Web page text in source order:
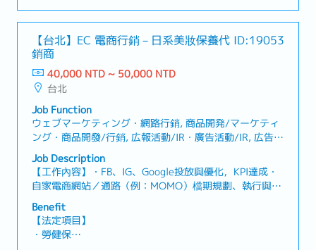
對接・負責通路／平台窗口對接（電商平台、合作通路
運優化與執行▶ 定價與利潤管理・依據成本與通路條件，
協助設定商品販售價格・追蹤商品毛利與整體專案利潤表
現・配合活動與通路策略，調整定價與促銷機制▶數據與
對帳管理・每月進行系統對帳，確保銷售與金流數據正
・各種休假（特別休假、婚假、喪假、生理假、產檢假、
陪產假、產假、育嬰假）
・退休金
【公司福利】
・獎金 (1年發放2次, 依照個人考核及公司狀況發放)
・每個月業績獎金
・紓壓金補助
・生日禮金、生日假、季度目標達成獎勵（EX:活動假）
・每年提供一次健康檢查
・全媒體廣告知識訓練
・個人學習、專業進修補助
・配備 Apple Mac 筆電
・每月部門午餐聚餐
・彈性上下班時間&混合辦公
・國內外員工旅遊
【台北】EC 電商行銷－日系美妝保養代
銷商
ID:19053
40,000 NTD ~ 50,000 NTD
台北
Job Function
ウェブマーケティング・網路行銷, 商品開発/マーケティ
ング・商品開發/行銷, 広報活動/IR・廣告活動/IR, 広告/
プロモーション・廣告/宣傳
Job Description
【工作內容】・FB、IG、Google投放與優化，KPI達成・
自家電商網站／通路（例：MOMO）檔期規劃、執行與成
效檢核・會員／LINE 私域經營與 CRM 優化（CVR／
LTV）・行銷檔期與數據報表【魅力】・低加班、高彈
性！・可跨 EC、社群、私域全面歷練！【公司簡介】・日
系淵源之美妝事業於台北設點
Benefit
【法定項目】
・勞健保